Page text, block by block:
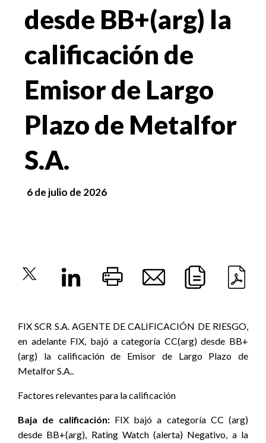
desde BB+(arg) la
calificación de
Emisor de Largo
Plazo de Metalfor
S.A.
6 de julio de 2026
FIX SCR S.A. AGENTE DE CALIFICACIÓN DE RIESGO,
en adelante FIX, bajó a categoría CC(arg) desde BB+
(arg) la calificación de Emisor de Largo Plazo de
Metalfor S.A..
Factores relevantes para la calificación
Baja de calificación: FIX bajó a categoría CC (arg)
desde BB+(arg), Rating Watch (alerta) Negativo, a la